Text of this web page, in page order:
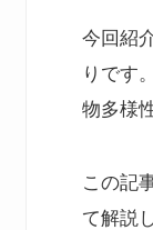
今回紹
りです
物多様
この記
て解説